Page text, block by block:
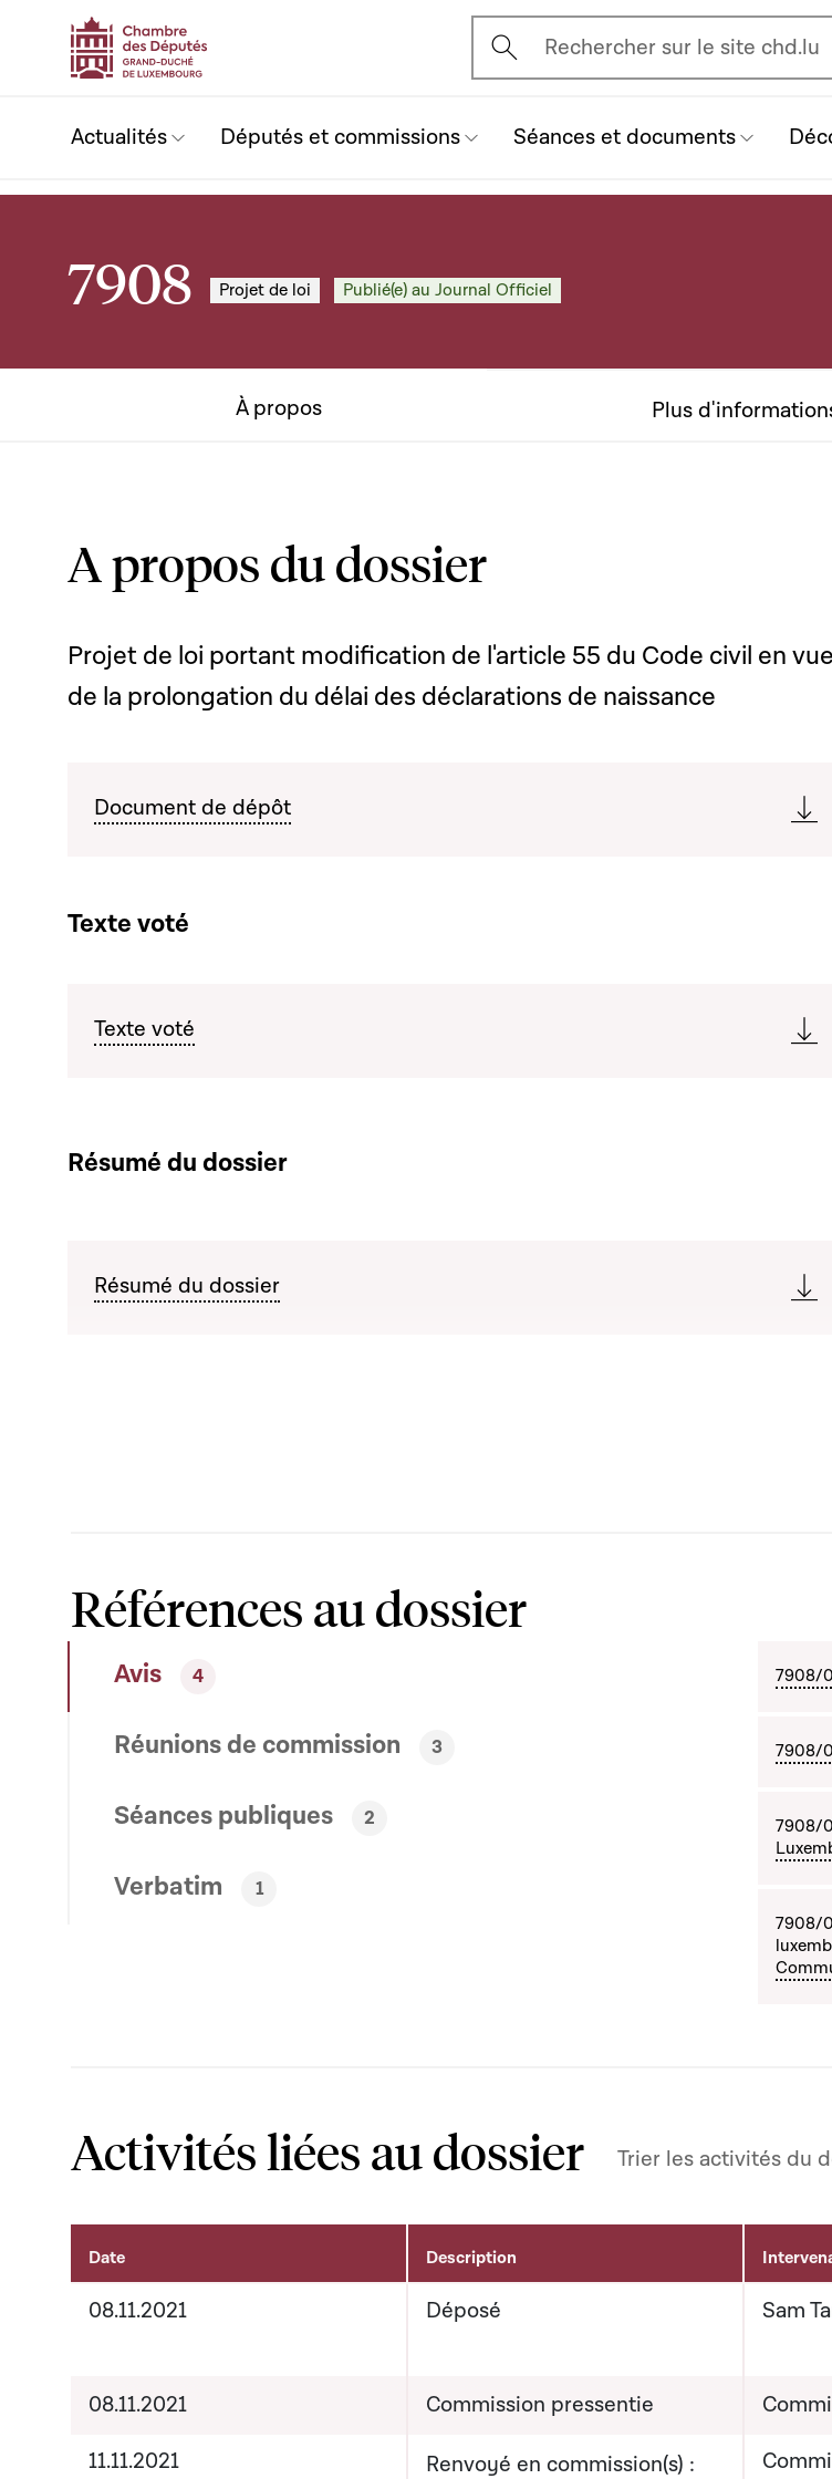
Ouvrir l'écran de recherche
Rechercher sur le site chd.lu
Actualités Députés et commissions Séances et documents
7908 Projet de loi Publié(e) au Journal Officiel
À propos Plus
A propos du dossier
Projet de loi portant modification de l'article 55 du Code civil en vue
de la prolongation du délai des déclarations de naissance
Document de dépôt
Texte voté
Texte voté
Résumé du dossier
Résumé du dossier
Références au dossier
Avis 4
Réunions de commission 3
Séances publiques 2
Verbatim 1
7908/
7908/
7908/
7908/
Activités liées au dossier Trier les activités du
Activités liées au dossier
Date Description
08.11.2021 Déposé Sam
08.11.2021 Commission pressentie
11.11.2021
Renvoyé en commission(s) :